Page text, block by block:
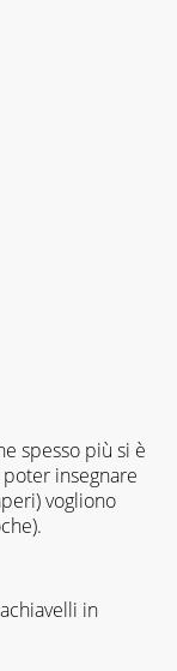
spesso più si è
insegnare
vogliono
in